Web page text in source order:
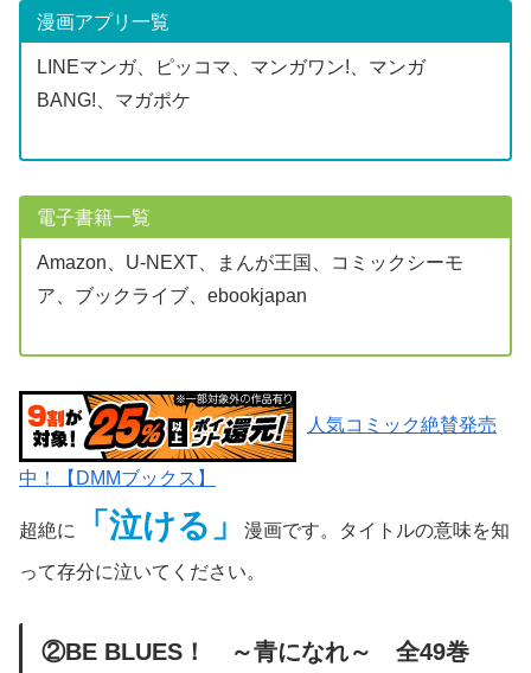
漫画アプリ一覧
LINEマンガ、ピッコマ、マンガワン!、マンガ
BANG!、マガポケ
電子書籍一覧
Amazon、U-NEXT、まんが王国、コミックシーモ
ア、ブックライブ、ebookjapan
人気コミック絶賛発売
中！【DMMブックス】
超絶に 「泣ける」 漫画です。タイトルの意味を知
って存分に泣いてください。
②BE BLUES！ ～青になれ～ 全49巻